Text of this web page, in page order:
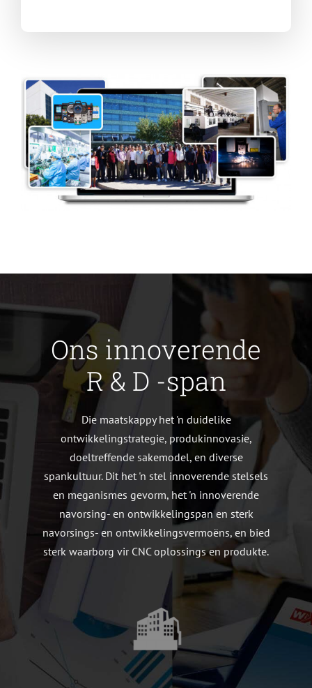
Ons innoverende
R & D -span
Die maatskappy het 'n duidelike
ontwikkelingstrategie, produkinnovasie,
doeltreffende sakemodel, en diverse
spankultuur. Dit het 'n stel innoverende stelsels
en meganismes gevorm, het 'n innoverende
navorsing- en ontwikkelingspan en sterk
navorsings- en ontwikkelingsvermoëns, en bied
sterk waarborg vir CNC oplossings en produkte.